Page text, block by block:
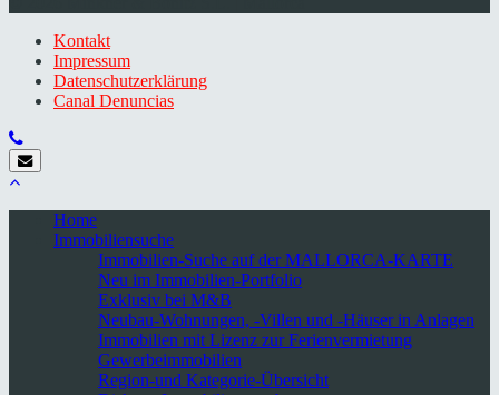
Kontakt
Impressum
Datenschutzerklärung
Canal Denuncias
Home
Immobiliensuche
Immobilien-Suche auf der MALLORCA-KARTE
Neu im Immobilien-Portfolio
Exklusiv bei M&B
Neubau-Wohnungen, -Villen und -Häuser in Anlagen
Immobilien mit Lizenz zur Ferienvermietung
Gewerbeimmobilien
Region-und Kategorie-Übersicht